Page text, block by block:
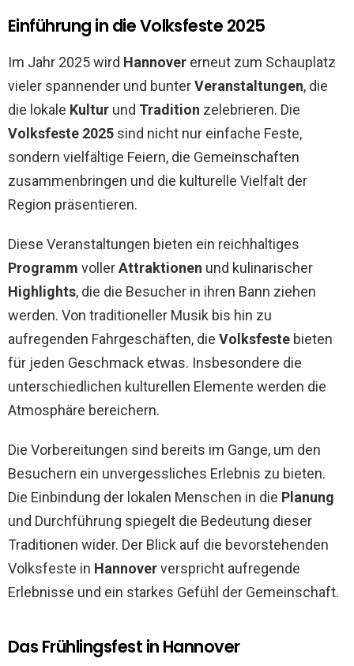
Einführung in die Volksfeste 2025
Im Jahr 2025 wird Hannover erneut zum Schauplatz
vieler spannender und bunterVeranstaltungen, die
die lokale Kultur und Tradition zelebrieren. Die
Volksfeste 2025 sind nicht nur einfache Feste,
sondern vielfältige Feiern, die Gemeinschaften
zusammenbringen und die kulturelle Vielfalt der
Region präsentieren.
Diese Veranstaltungen bieten ein reichhaltiges
Programm vollerAttraktionen und kulinarischer
Highlights, die die Besucher in ihren Bann ziehen
werden. Von traditioneller Musik bis hin zu
aufregenden Fahrgeschäften, die Volksfeste bieten
für jeden Geschmack etwas. Insbesondere die
unterschiedlichen kulturellen Elemente werden die
Atmosphäre bereichern.
Die Vorbereitungen sind bereits im Gange, um den
Besuchern ein unvergessliches Erlebnis zu bieten.
Die Einbindung der lokalen Menschen in die Planung
und Durchführung spiegelt die Bedeutung dieser
Traditionen wider. Der Blick auf die bevorstehenden
Volksfeste in Hannoververspricht aufregende
Erlebnisse und ein starkes Gefühl der Gemeinschaft.
Das Frühlingsfest in Hannover